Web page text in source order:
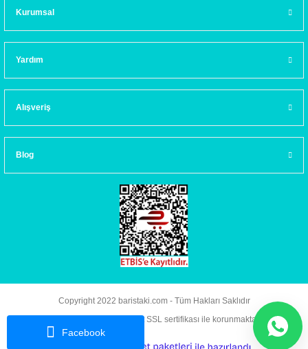
Facebook
Kurumsal
Yardım
Alışveriş
Blog
Copyright 2022 baristaki.com - Tüm Hakları Saklıdır
Kredi kartı bilgileriniz 256bit SSL sertifikası ile korunmaktadır.
e- ile